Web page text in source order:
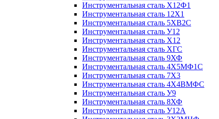
Инструментальная сталь Х12Ф1
Инструментальная сталь 12Х1
Инструментальная сталь 5ХВ2С
Инструментальная сталь У12
Инструментальная сталь Х12
Инструментальная сталь ХГС
Инструментальная сталь 9ХФ
Инструментальная сталь 4Х5МФ1С
Инструментальная сталь 7Х3
Инструментальная сталь 4Х4ВМФС
Инструментальная сталь У9
Инструментальная сталь 8ХФ
Инструментальная сталь У12А